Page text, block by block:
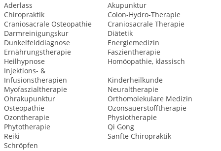
Aderlass
Akupunktur
Chiropraktik
Colon-Hydro-Therapie
Craniosacrale Osteopathie
Craniosacrale Therapie
Darmreinigungskur
Diätetik
Dunkelfelddiagnose
Energiemedizin
Ernährungstherapie
Faszientherapie
Heilhypnose
Homöopathie, klassisch
Injektions- &
Infusionstherapien
Kinderheilkunde
Myofaszialtherapie
Neuraltherapie
Ohrakupunktur
Orthomolekulare Medizin
Osteopathie
Ozonsauerstofftherapie
Ozontherapie
Physiotherapie
Phytotherapie
Qi Gong
Reiki
Sanfte Chiropraktik
Schröpfen